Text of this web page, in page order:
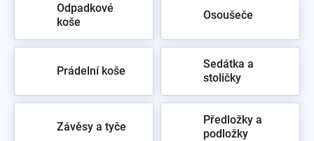
Odpadkové
koše
Osoušeče
Prádelní koše
Sedátka a
stoličky
Závěsy a tyče
Předložky a
podložky